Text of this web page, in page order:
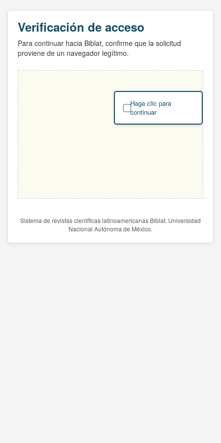
Verificación de acceso
Para continuar hacia Biblat, confirme que la solicitud
proviene de un navegador legítimo.
Haga clic para
continuar
Sistema de revistas científicas latinoamericanas Biblat. Universidad
Nacional Autónoma de México.